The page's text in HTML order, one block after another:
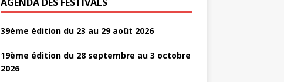
39ème édition du 23 au 29 août 2026
19ème édition du 28 septembre au 3 octobre
2026